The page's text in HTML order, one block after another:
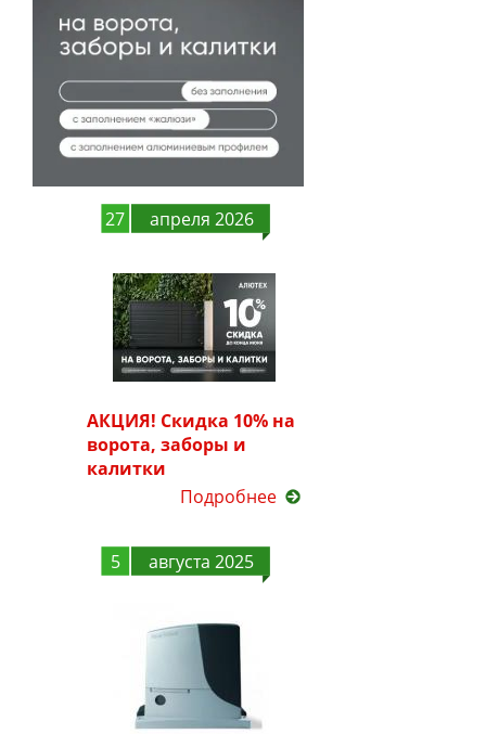
27 апреля 2026
АКЦИЯ! Скидка 10% на
ворота, заборы и
калитки
Подробнее
5 августа 2025